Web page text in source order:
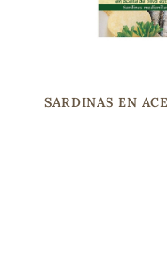
SARDINAS EN